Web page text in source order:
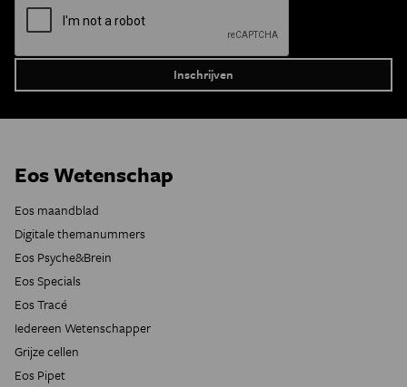
Eos Wetenschap
Eos maandblad
Digitale themanummers
Eos Psyche&Brein
Eos Specials
Eos Tracé
Iedereen Wetenschapper
Grijze cellen
Eos Pipet